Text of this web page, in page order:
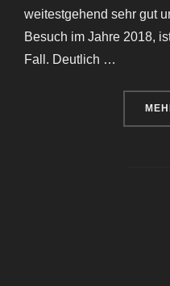
weitestgehend sehr gut
Besuch im Jahre 2018,
Fall. Deutlich …